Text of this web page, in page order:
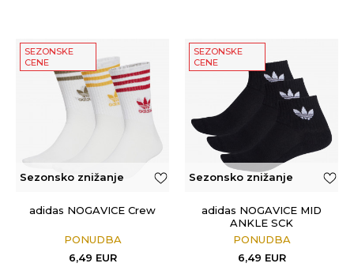
SEZONSKE
CENE
Sezonsko znižanje
adidas NOGAVICE Crew
PONUDBA
6,49 EUR
SEZONSKE
CENE
Sezonsko znižanje
adidas NOGAVICE MID
ANKLE SCK
PONUDBA
6,49 EUR